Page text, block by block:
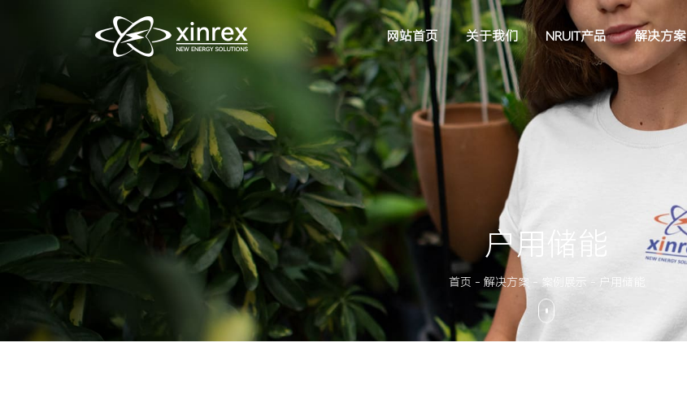
网站首页 关于我们 NRUIT产品 解决方案
户用储能
首页 - 解决方案 - 案例展示 - 户用储能